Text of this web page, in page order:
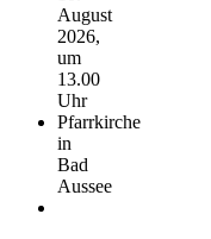
August
2026,
um
13.00
Uhr
Pfarrkirche
in
Bad
Aussee